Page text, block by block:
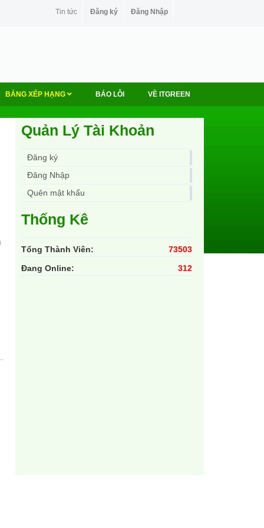
Tin tức Đăng ký Đăng Nhập
BẢNG XẾP HẠNG BÁO LỖI VỀ ITGREEN
Quản Lý Tài Khoản
Đăng ký
Đăng Nhập
Quên mật khẩu
Thống Kê
Tổng Thành Viên:
73503
Đang Online:
312